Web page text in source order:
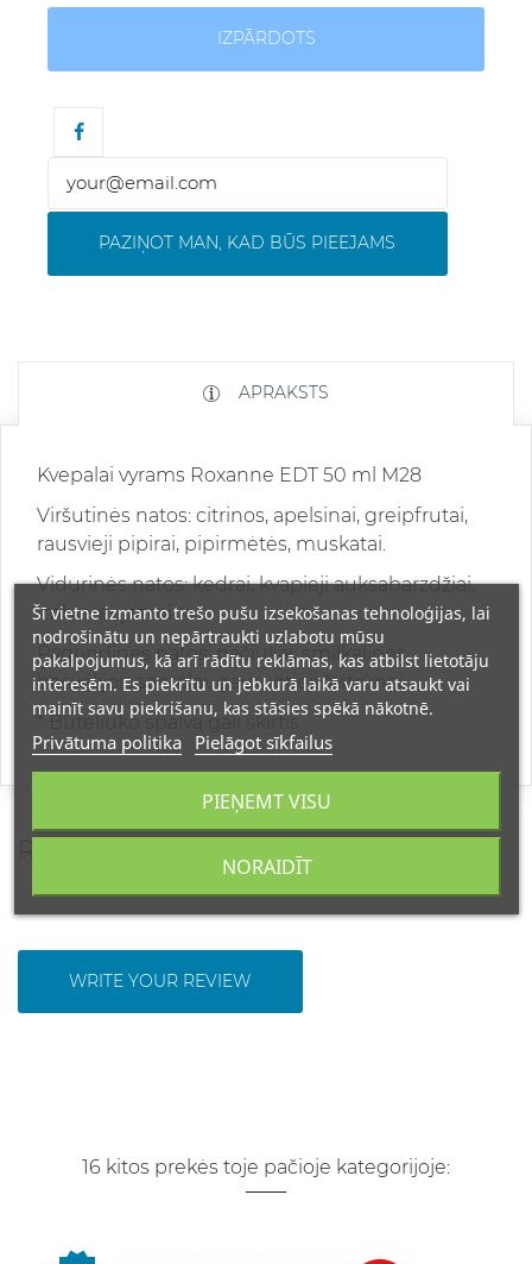
IZPĀRDOTS
PAZIŅOT MAN, KAD BŪS PIEEJAMS
APRAKSTS
Kvepalai vyrams Roxanne EDT 50 ml M28
Viršutinės natos: citrinos, apelsinai, greipfrutai,
rausvieji pipirai, pipirmėtės, muskatai.
Vidurinės natos: kedrai, kvapieji auksabarzdžiai,
imbierai, jazminai.
Pagrindinės natos: pačiuliai, smilkalinės
bosvelijos, santalai, gauruotieji švitrūnai.
* Buteliuko spalva gali skirtis
WRITE YOUR REVIEW
16 kitos prekės toje pačioje kategorijoje:
Šī vietne izmanto trešo pušu izsekošanas tehnoloģijas, lai
nodrošinātu un nepārtraukti uzlabotu mūsu
pakalpojumus, kā arī rādītu reklāmas, kas atbilst lietotāju
interesēm. Es piekrītu un jebkurā laikā varu atsaukt vai
mainīt savu piekrišanu, kas stāsies spēkā nākotnē.
Privātuma politika Pielāgot sīkfailus
NORAIDĪT
PIEŅEMT VISU